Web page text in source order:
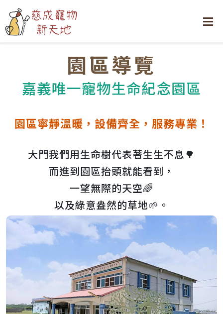
園區導覽
嘉義唯一寵物生命紀念園區
園區寧靜溫暖，設備齊全，服務專業！
大門我們用生命樹代表著生生不息🌳
而進到園區抬頭就能看到，
一望無際的天空🌈
以及綠意盎然的草地🌱。